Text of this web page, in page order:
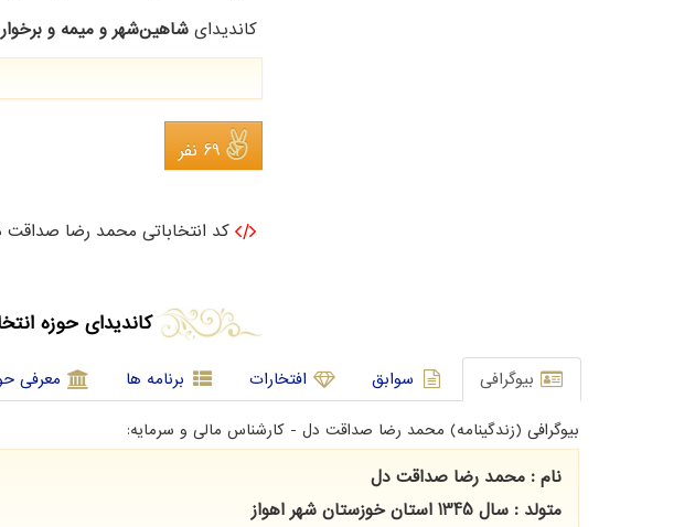
کاندیدای شاهین‌شهر و میمه و برخوار
69 نفر
کد انتخاباتی محمد رضا
کاندیدای حوزه
بیوگرافی سوابق افتخارات برنامه ها معرفی
بیوگرافی (زندگینامه) محمد رضا صداقت دل - کارشناس مالی و سرمایه:
نام : محمد رضا صداقت دل
متولد : سال 1345 استان خوزستان شهر اهواز